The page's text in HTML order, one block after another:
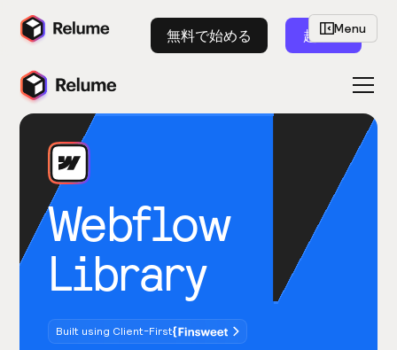
無料で始める 起動
Webflow
Library
Built using Client-First
Menu